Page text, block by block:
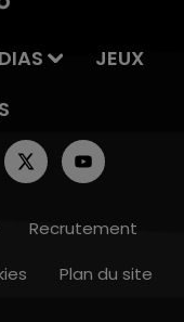
JEUX
Recrutement
Plan du site